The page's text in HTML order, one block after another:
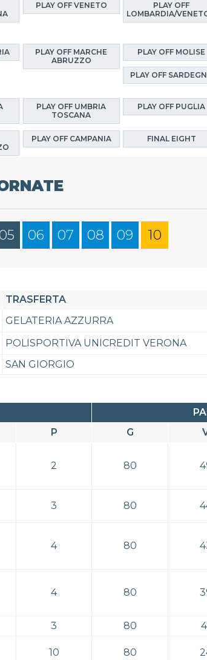
PLAY OFF VENETO
PLAY OFF
LOMBARDIA/
PLAY OFF MARCHE
ABRUZZO
PLAY OFF MOLISE
PLAY OFF
PLAY OFF UMBRIA
TOSCANA
PLAY OFF PUGLIA
PLAY OFF CAMPANIA FINAL EIGHT
06 07 08 09 10
TRASFERTA
GELATERIA AZZURRA
POLISPORTIVA UNICREDIT VERONA
SAN GIORGIO
P G
2 80
3 80
4 80
4 80
3 80
10 80